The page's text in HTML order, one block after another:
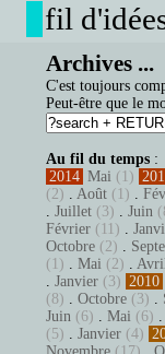
fil
Archives ...
C'est toujours
Peut-être que le
Au fil du temps :
2014 Mai (1)
(2) . Août (1) .
. Juillet (3) . Juin
Février (11) .
Octobre (2) .
(1) . Mai (2) .
. Janvier (3) 2010
(8) . Octobre (3) .
Juin (6) . Mai (6) .
(5) . Janvier (4)